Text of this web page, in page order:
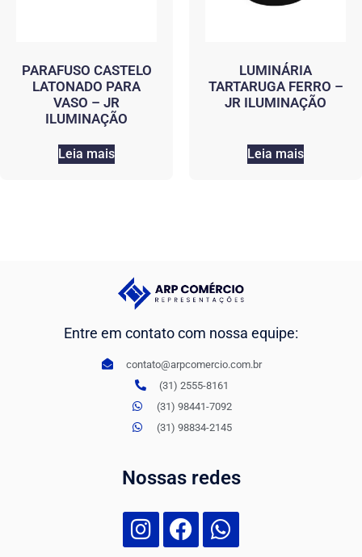
PARAFUSO CASTELO
LATONADO PARA
VASO – JR
ILUMINAÇÃO
Leia mais
LUMINÁRIA
TARTARUGA FERRO –
JR ILUMINAÇÃO
Leia mais
Entre em contato com nossa equipe:
contato@arpcomercio.com.br
(31) 2555-8161
(31) 98441-7092
(31) 98834-2145
Nossas redes